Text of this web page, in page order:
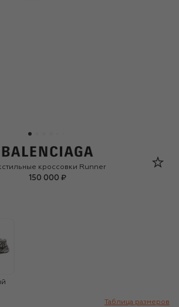
кроссовки Runner
150 000 ₽
Таблица размеров